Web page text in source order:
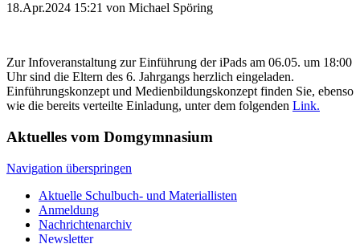
18.Apr.2024 15:21 von Michael Spöring
Zur Infoveranstaltung zur Einführung der iPads am 06.05. um 18:00
Uhr sind die Eltern des 6. Jahrgangs herzlich eingeladen.
Einführungskonzept und Medienbildungskonzept finden Sie, ebenso
wie die bereits verteilte Einladung, unter dem folgenden Link.
Aktuelles vom Domgymnasium
Navigation überspringen
Aktuelle Schulbuch- und Materiallisten
Anmeldung
Nachrichtenarchiv
Newsletter